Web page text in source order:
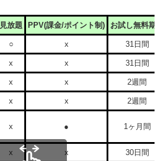
見放題 PPV(課金/ポイント制) お試し無料期間
○ x 31日間
x x 31日間
x x 2週間
x x 2週間
x ● 1ヶ月間
x x 30日間